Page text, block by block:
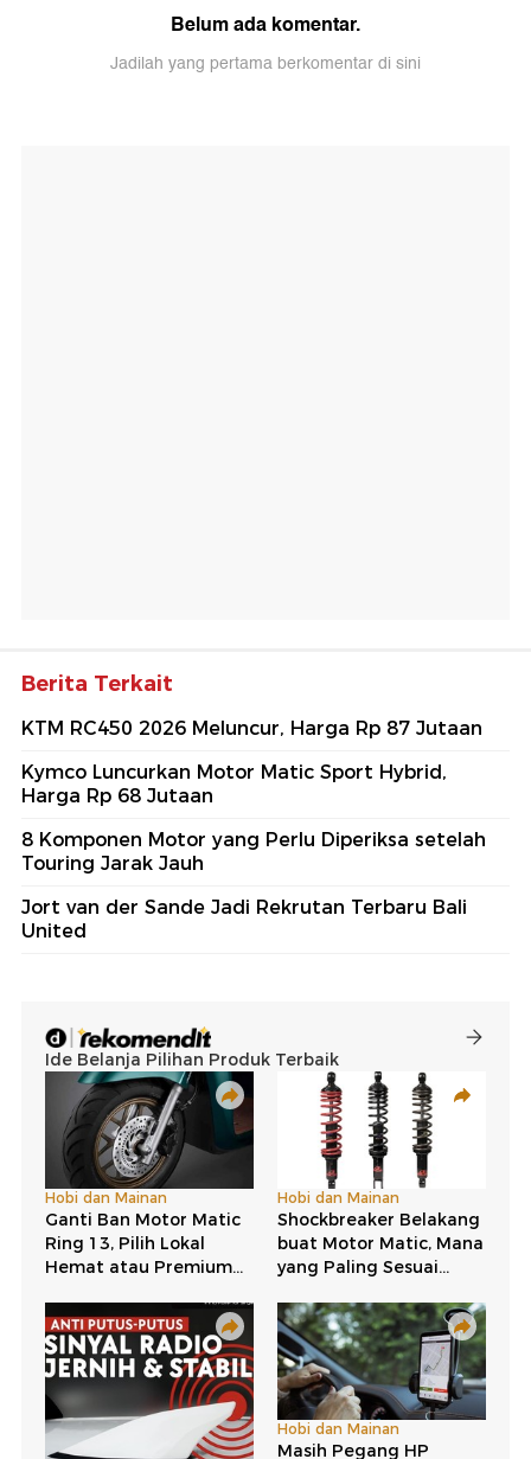
Belum ada komentar.
Jadilah yang pertama berkomentar di sini
Berita Terkait
KTM RC450 2026 Meluncur, Harga Rp 87 Jutaan
Kymco Luncurkan Motor Matic Sport Hybrid,
Harga Rp 68 Jutaan
8 Komponen Motor yang Perlu Diperiksa setelah
Touring Jarak Jauh
Jort van der Sande Jadi Rekrutan Terbaru Bali
United